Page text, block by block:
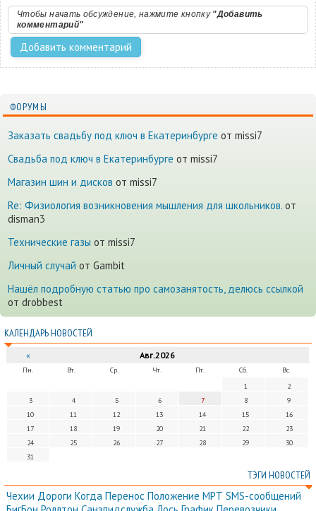
Чтобы начать обсуждение, нажмите кнопку "Добавить
комментарий"
ФОРУМЫ
Заказать свадьбу под ключ в Екатеринбурге от missi7
Cвадьба под ключ в Екатеринбурге от missi7
Магазин шин и дисков от missi7
Re: Физиология возникновения мышления для школьников. от
disman3
Технические газы от missi7
Личный случай от Gambit
Нашёл подробную статью про самозанятость, делюсь ссылкой
от drobbest
КАЛЕНДАРЬ НОВОСТЕЙ
« Авг.2026
Пн. Вт. Ср. Чт. Пт. Сб.
Вс.
1
2
3
4 5 6 7 8
9
10
11 12 13 14 15
16
17
18 19 20 21 22
23
24
25 26 27 28 29
30
31
ТЭГИ НОВОСТЕЙ
Чехии Дороги Когда Перенос Положение МРТ SMS-сообщений